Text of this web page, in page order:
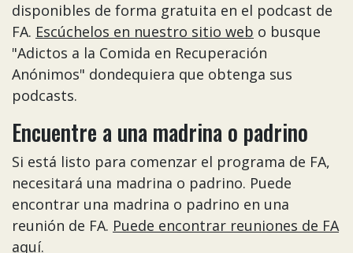
disponibles de forma gratuita en el podcast de
FA. Escúchelos en nuestro sitio web o busque
"Adictos a la Comida en Recuperación
Anónimos" dondequiera que obtenga sus
podcasts.
Encuentre a una madrina o padrino
Si está listo para comenzar el programa de FA,
necesitará una madrina o padrino. Puede
encontrar una madrina o padrino en una
reunión de FA. Puede encontrar reuniones de FA
aquí.